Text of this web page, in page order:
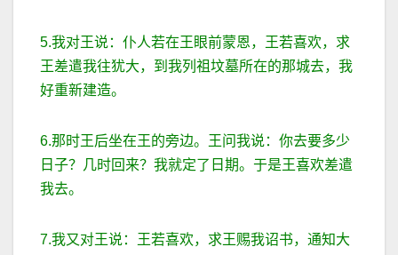
5.我对王说：仆人若在王眼前蒙恩，王若喜欢，求
王差遣我往犹大，到我列祖坟墓所在的那城去，我
好重新建造。
6.那时王后坐在王的旁边。王问我说：你去要多少
日子？几时回来？我就定了日期。于是王喜欢差遣
我去。
7.我又对王说：王若喜欢，求王赐我诏书，通知大